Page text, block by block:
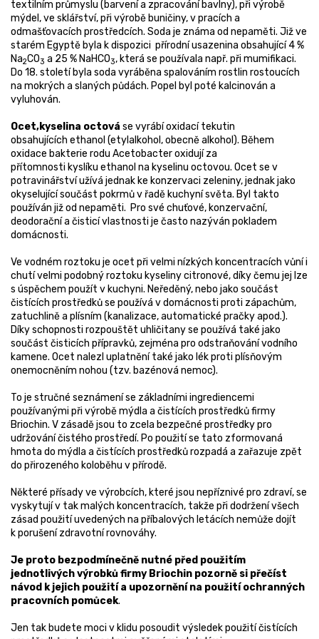
textilním průmyslu (barvení a zpracování bavlny), při výrobě
mýdel, ve sklářství, při výrobě buničiny, v pracích a
odmašťovacích prostředcích. Soda je známa od nepaměti. Již ve
starém Egyptě byla k dispozici přírodní usazenina obsahující 4 %
Na2CO3 a 25 % NaHCO3, která se používala např. při mumifikaci.
Do 18. století byla soda vyráběna spalováním rostlin rostoucích
na mokrých a slaných půdách. Popel byl poté kalcinován a
vyluhován.
Ocet,kyselina octová se vyrábí oxidací tekutin
obsahujících ethanol (etylalkohol, obecně alkohol). Během
oxidace bakterie rodu Acetobacter oxidují za
přítomnosti kyslíku ethanol na kyselinu octovou. Ocet se v
potravinářství užívá jednak ke konzervaci zeleniny, jednak jako
okyselující součást pokrmů v řadě kuchyní světa. Byl takto
používán již od nepaměti. Pro své chuťové, konzervační,
deodorační a čisticí vlastnosti je často nazýván pokladem
domácnosti.
Ve vodném roztoku je ocet při velmi nízkých koncentracích vůní i
chutí velmi podobný roztoku kyseliny citronové, díky čemu jej lze
s úspěchem použít v kuchyni. Neředěný, nebo jako součást
čistících prostředků se používá v domácnosti proti zápachům,
zatuchlině a plísním (kanalizace, automatické pračky apod.).
Díky schopnosti rozpouštět uhličitany se používá také jako
součást čisticích přípravků, zejména pro odstraňování vodního
kamene. Ocet nalezl uplatnění také jako lék proti plísňovým
onemocněním nohou (tzv. bazénová nemoc).
To je stručné seznámení se základními ingrediencemi
používanými při výrobě mýdla a čistících prostředků firmy
Briochin. V zásadě jsou to zcela bezpečné prostředky pro
udržování čistého prostředí. Po použití se tato zformovaná
hmota do mýdla a čistících prostředků rozpadá a zařazuje zpět
do přirozeného koloběhu v přírodě.
Některé přísady ve výrobcích, které jsou nepříznivé pro zdraví, se
vyskytují v tak malých koncentracích, takže při dodržení všech
zásad použití uvedených na příbalových letácích nemůže dojít
k porušení zdravotní rovnováhy.
Je proto bezpodmínečně nutné před použitím
jednotlivých výrobků firmy Briochin pozorně si přečíst
návod k jejich použití a upozornění na použití ochranných
pracovních pomůcek.
Jen tak budete moci v klidu posoudit výsledek použití čistících